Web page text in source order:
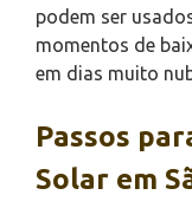
podem ser
momentos de
em dias muito
Passos
Solar em